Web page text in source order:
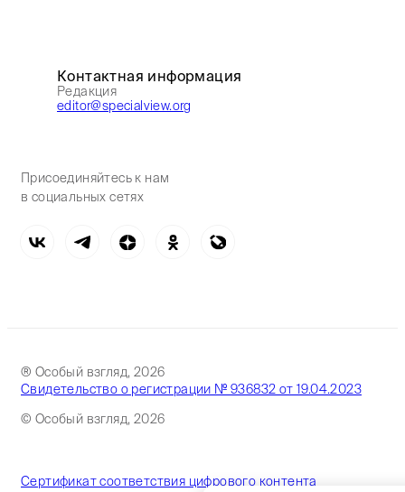
Контактная информация
Редакция
editor@specialview.org
Присоединяйтесь к нам
в социальных сетях
® Особый взгляд, 2026
Свидетельство о регистрации № 936832 от 19.04.2023
© Особый взгляд, 2026
Сертификат соответствия цифрового контента